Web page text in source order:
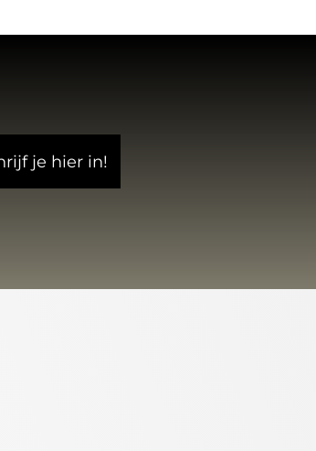
je hier in!